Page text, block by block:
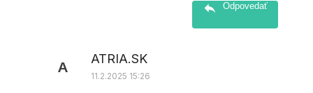
Odpovedať
A
ATRIA.SK
11.2.2025 15:26